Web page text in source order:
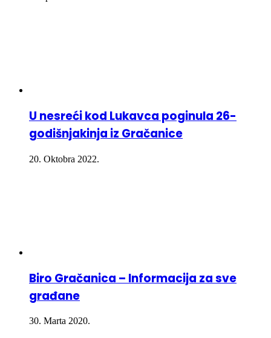
U nesreći kod Lukavca poginula 26-
godišnjakinja iz Gračanice
20. Oktobra 2022.
Biro Gračanica – Informacija za sve
građane
30. Marta 2020.